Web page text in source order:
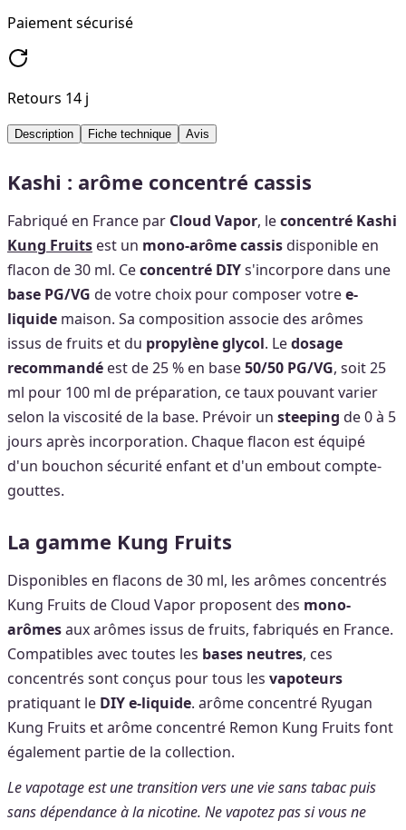
Paiement sécurisé
Retours 14 j
Description Fiche technique Avis
Kashi : arôme concentré cassis
Fabriqué en France par Cloud Vapor, leconcentré Kashi
Kung Fruits est un mono-arôme cassisdisponible en
flacon de 30 ml. Ceconcentré DIYs'incorpore dans une
base PG/VG de votre choix pour composer votree-
liquide maison. Sa composition associe des arômes
issus de fruits et du propylène glycol. Ledosage
recommandé est de 25 % en base50/50 PG/VG, soit 25
ml pour 100 ml de préparation, ce taux pouvant varier
selon la viscosité de la base. Prévoir un steeping de 0 à 5
jours après incorporation. Chaque flacon est équipé
d'un bouchon sécurité enfant et d'un embout compte-
gouttes.
La gamme Kung Fruits
Disponibles en flacons de 30 ml, les arômes concentrés
Kung Fruits de Cloud Vapor proposent des mono-
arômesaux arômes issus de fruits, fabriqués en France.
Compatibles avec toutes les bases neutres, ces
concentrés sont conçus pour tous les vapoteurs
pratiquant le DIY e-liquide. arôme concentré Ryugan
Kung Fruits et arôme concentré Remon Kung Fruits font
également partie de la collection.
Le vapotage est une transition vers une vie sans tabac puis
sans dépendance à la nicotine. Ne vapotez pas si vous ne